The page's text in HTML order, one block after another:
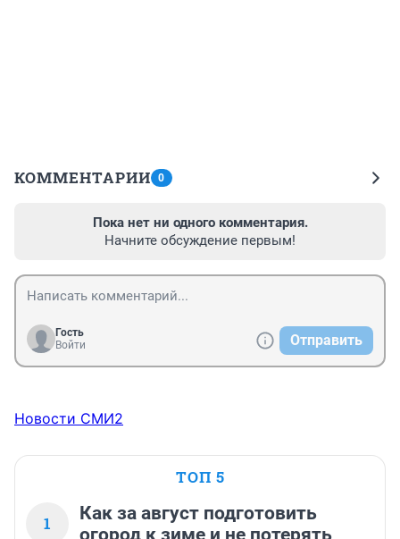
КОММЕНТАРИИ 0
Пока нет ни одного комментария.
Начните обсуждение первым!
Гость
Войти
Отправить
Новости СМИ2
ТОП 5
1
Как за август подготовить
огород к зиме и не потерять